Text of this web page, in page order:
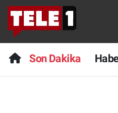
Son Dakika
Anında Manşet
Başka Sohbetler
Son Dakika
Haber
Nöbetçi Eczaneler
Hava Durumu